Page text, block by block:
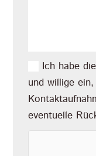
Ich habe
und willige
eventuelle